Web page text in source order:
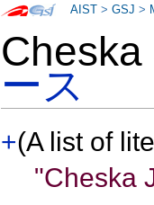
ース
+(A list of
"Cheska
AIST >GSJ >